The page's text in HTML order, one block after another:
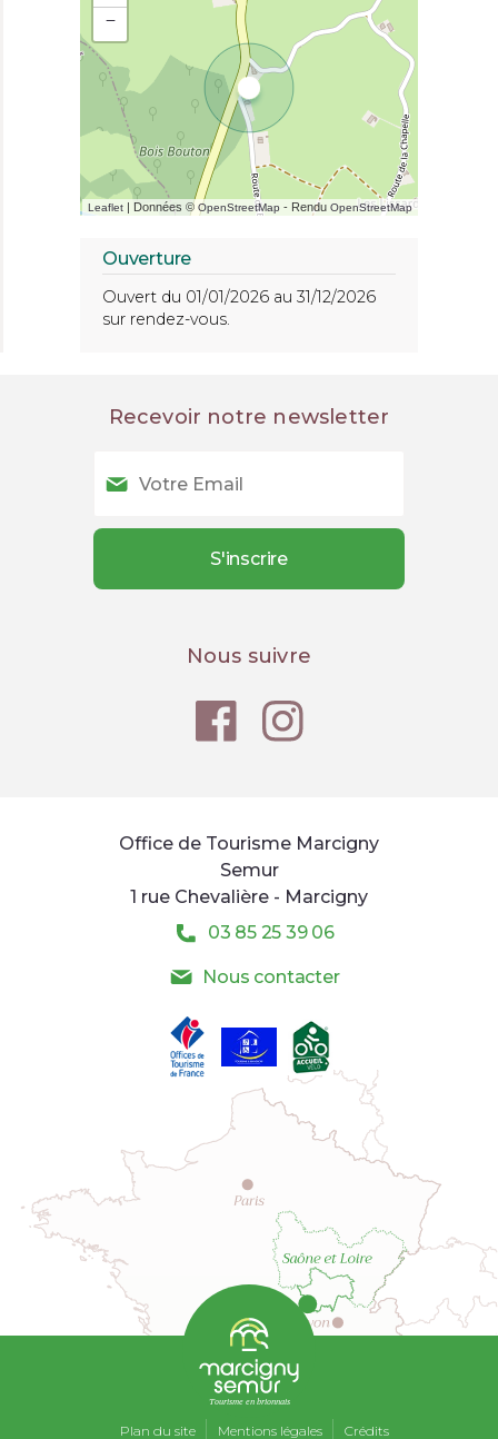
−
Leaflet | Données © OpenStreetMap - Rendu OpenStreetMap
Ouverture
Ouvert du 01/01/2026 au 31/12/2026
sur rendez-vous.
Recevoir notre newsletter
Nous suivre
Office de Tourisme Marcigny
Semur
1 rue Chevalière - Marcigny
03 85 25 39 06
Nous contacter
Tourisme en brionnais
Plan du site Mentions légales Crédits